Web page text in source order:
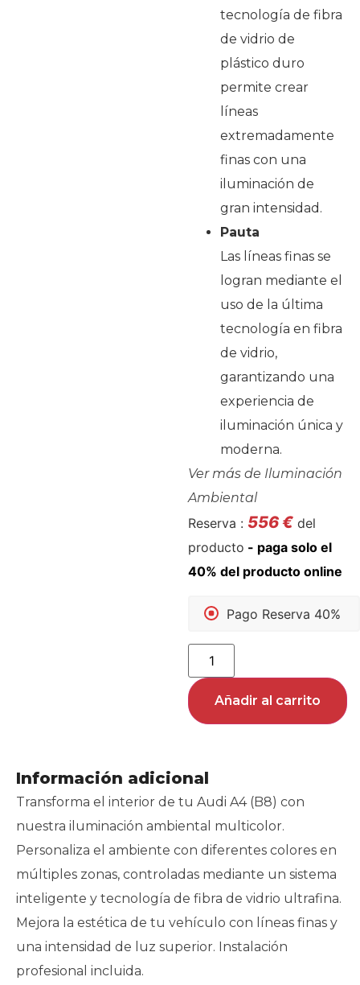
tecnología de fibra
de vidrio de
plástico duro
permite crear
líneas
extremadamente
finas con una
iluminación de
gran intensidad.
Pauta
Las líneas finas se
logran mediante el
uso de la última
tecnología en fibra
de vidrio,
garantizando una
experiencia de
iluminación única y
moderna.
Ver más de Iluminación
Ambiental
Reserva : 556€ del
producto
Pago Reserva 40%
Añadir al carrito
Información adicional
Transforma el interior de tu Audi A4 (B8) con
nuestra iluminación ambiental multicolor.
Personaliza el ambiente con diferentes colores en
múltiples zonas, controladas mediante un sistema
inteligente y tecnología de fibra de vidrio ultrafina.
Mejora la estética de tu vehículo con líneas finas y
una intensidad de luz superior. Instalación
profesional incluida.